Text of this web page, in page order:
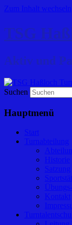
Zum Inhalt wechseln
TSG
Aktiv und
Suchen
Hauptmenü
Start
Turnabteilung
Historie
Satzung
Kontakt